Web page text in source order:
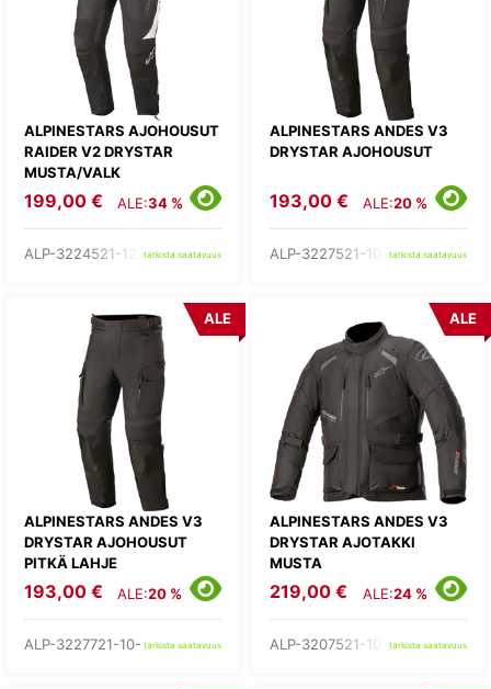
ALPINESTARS AJOHOUSUT
RAIDER V2 DRYSTAR
MUSTA/VALK
199,00 € ALE:34 %
ALP-3224521-12- tarkista saatavuus
ALPINESTARS ANDES V3
DRYSTAR AJOHOUSUT
193,00 € ALE:20 %
ALP-3227521-10- tarkista saatavuus
ALPINESTARS ANDES V3
DRYSTAR AJOHOUSUT
PITKÄ LAHJE
ALE
193,00 € ALE:20 %
ALP-3227721-10- tarkista saatavuus
ALPINESTARS ANDES V3
DRYSTAR AJOTAKKI
MUSTA
ALE
219,00 € ALE:24 %
ALP-3207521-10- tarkista saatavuus